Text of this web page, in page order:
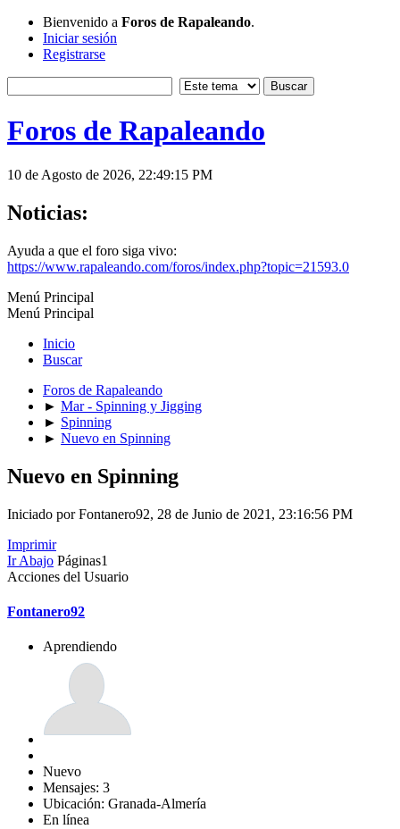
Bienvenido a Foros de Rapaleando.
Iniciar sesión
Registrarse
Foros de Rapaleando
10 de Agosto de 2026, 22:49:15 PM
Noticias:
Ayuda a que el foro siga vivo:
https://www.rapaleando.com/foros/index.php?topic=21593.0
Menú Principal
Menú Principal
Inicio
Buscar
Foros de Rapaleando
► Mar - Spinning y Jigging
► Spinning
► Nuevo en Spinning
Nuevo en Spinning
Iniciado por Fontanero92, 28 de Junio de 2021, 23:16:56 PM
Imprimir
Ir Abajo Páginas1
Acciones del Usuario
Fontanero92
Aprendiendo
Nuevo
Mensajes: 3
Ubicación: Granada-Almería
En línea